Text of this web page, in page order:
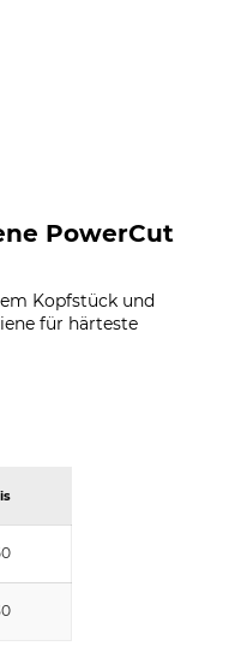
PowerCut
Kopfstück und
für härteste